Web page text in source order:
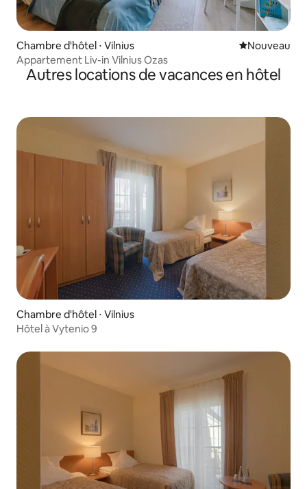
Chambre d'hôtel ⋅ Vilnius Nouvel
Nouveau
Appartement Liv-in Vilnius Ozas
Autres locations de vacances en hôtel
Chambre d'hôtel ⋅ Vilnius
Hôtel à Vytenio 9